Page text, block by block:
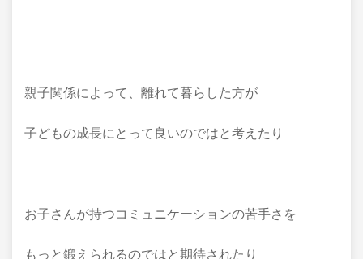
親子関係によって、離れて暮らした方が
子どもの成長にとって良いのではと考えたり
お子さんが持つコミュニケーションの苦手さを
もっと鍛えられるのではと期待されたり